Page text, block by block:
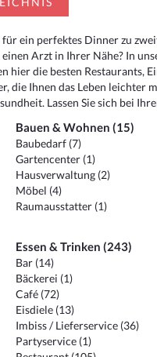
ein perfektes Dinner zu
Arzt in Ihrer Nähe? In
hier die besten Restaurants,
die Ihnen das Leben leichter
Lassen Sie sich bei
Bauen & Wohnen (15)
Baubedarf (7)
Gartencenter (1)
Hausverwaltung (2)
Möbel (4)
Raumausstatter (1)
Essen & Trinken (243)
Bar (14)
Bäckerei (1)
Café (72)
Eisdiele (13)
Imbiss / Lieferservice (36)
Partyservice (1)